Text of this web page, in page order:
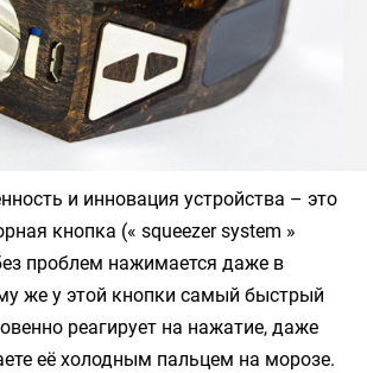
и инновация устройства – это
кнопка (« squeezer system »
проблем нажимается даже в
же у этой кнопки самый быстрый
реагирует на нажатие, даже
её холодным пальцем на морозе.